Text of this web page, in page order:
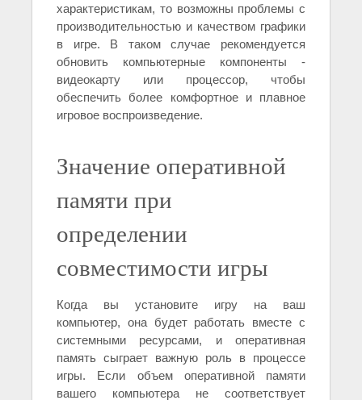
характеристикам, то возможны проблемы с
производительностью и качеством графики
в игре. В таком случае рекомендуется
обновить компьютерные компоненты -
видеокарту или процессор, чтобы
обеспечить более комфортное и плавное
игровое воспроизведение.
Значение оперативной
памяти при
определении
совместимости игры
Когда вы установите игру на ваш
компьютер, она будет работать вместе с
системными ресурсами, и оперативная
память сыграет важную роль в процессе
игры. Если объем оперативной памяти
вашего компьютера не соответствует